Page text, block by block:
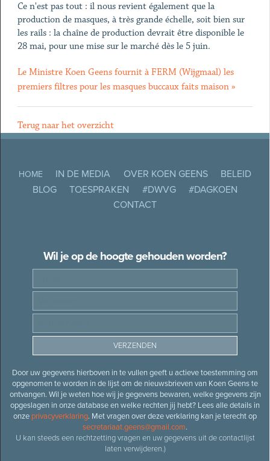
Ce n'est pas tout : il nous revient également que la
production de masques, à très grande échelle, soit bien sur
les rails : la chaîne de production devrait être disponible le
28 mai, pour une mise sur le marché dès le 5 juin.
Le Ministre Koen Geens fournit à FERM (Wijgmaal) les
premiers filtres pour les masques buccaux faits maison »
Terug naar het overzicht
HOME IN DE MEDIA OVER KOEN GEENS
BELEID
BLOG
TOESPRAKEN #DWVG
#DAGKOEN
CONTACT
Wil je op de hoogte gehouden worden?
Door uw gegevens hierboven in te vullen geeft u actieve toestemming om
opgenomen te worden in de lijst om de nieuwsbrieven van Koen Geens te
ontvangen. Wil je weten hoe wij je gegevens bewaren, welke gegevens zijn
opgeslagen in onze database en welke rechten jij hebt? Lees alle details in
onze privacyverklaring. Met vragen over deze verklaring kan je terecht op
secretariaat.geens@gmail.com.
U kan steeds een rechtzetting vragen en uw gegevens uit de contactlijst
laten verwijderen.)